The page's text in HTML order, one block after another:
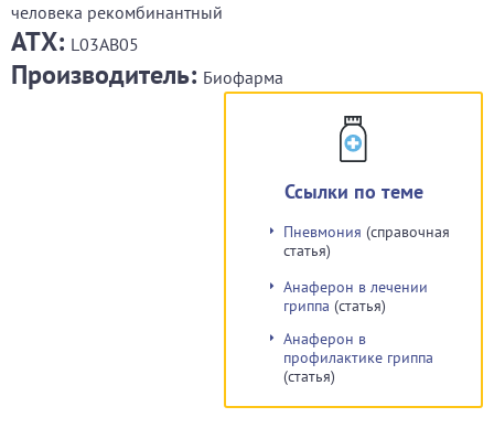
человека рекомбинантный
АТХ: L03AB05
Производитель: Биофарма
Ссылки по теме
Пневмония (справочная
статья)
Анаферон в лечении
гриппа (статья)
Анаферон в
профилактике гриппа
(статья)